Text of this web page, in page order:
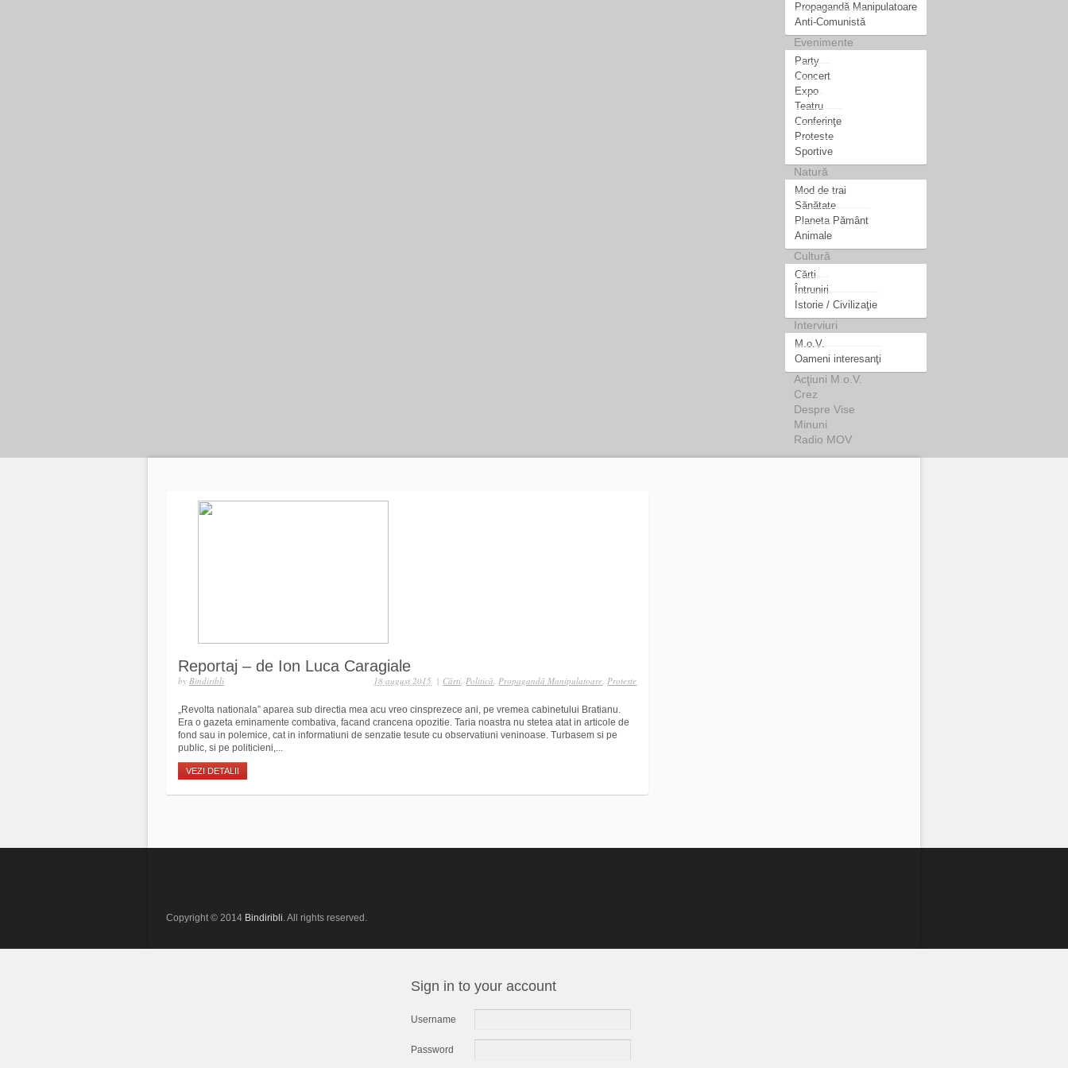
Propagandă Manipulatoare
Anti-Comunistă
Evenimente
Party
Concert
Expo
Teatru
Conferinţe
Proteste
Sportive
Natură
Mod de trai
Sănătate
Planeta Pământ
Animale
Cultură
Cărti
Întruniri
Istorie / Civilizaţie
Interviuri
M.o.V.
Oameni interesanţi
Acţiuni M.o.V.
Crez
Despre Vise
Minuni
Radio MOV
Reportaj – de Ion Luca Caragiale
by Bindiribli | Cărti,Politică,Propagandă Manipulatoare,Proteste
18 august 2015
„Revolta nationala” aparea sub directia mea acu vreo cinsprezece ani, pe vremea cabinetului Bratianu.
Era o gazeta eminamente combativa, facand crancena opozitie. Taria noastra nu stetea atat in articole de
fond sau in polemice, cat in informatiuni de senzatie tesute cu observatiuni veninoase. Turbasem si pe
public, si pe politicieni,...
VEZI DETALII
Copyright © 2014 Bindiribli. All rights reserved.
Sign in to your account
Username
Password